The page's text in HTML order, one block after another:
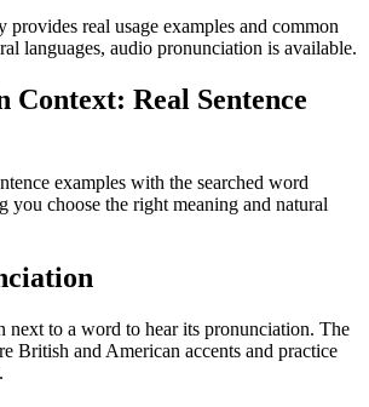
real usage examples and common
languages, audio pronunciation is available.
Context: Real Sentence
examples with the searched word
choose the right meaning and natural
next to a word to hear its pronunciation. The
British and American accents and practice